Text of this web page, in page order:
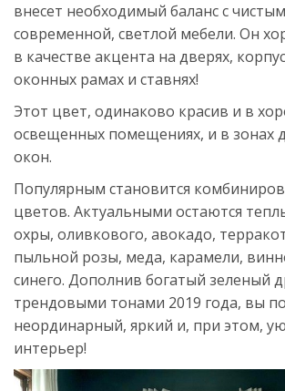
внесет необходимый баланс с
современной, светлой мебели. Он
в качестве акцента на дверях,
оконных рамах и ставнях!
Этот цвет, одинаково красив и в
освещенных помещениях, и в зонах
окон.
Популярным становится
цветов. Актуальными остаются
охры, оливкового, авокадо,
пыльной розы, меда, карамели,
синего. Дополнив богатый зеленый
трендовыми тонами 2019 года, вы
неординарный, яркий и, при этом,
интерьер!